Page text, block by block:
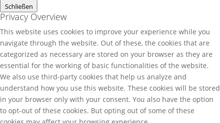
Schließen
Privacy Overview
This website uses cookies to improve your experience while you
navigate through the website. Out of these, the cookies that are
categorized as necessary are stored on your browser as they are
essential for the working of basic functionalities of the website.
We also use third-party cookies that help us analyze and
understand how you use this website. These cookies will be stored
in your browser only with your consent. You also have the option
to opt-out of these cookies. But opting out of some of these